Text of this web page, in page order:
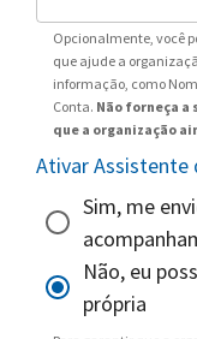
Opcionalmente, você
que ajude a
informação, como
Conta. Não forneça a
que a organização
Ativar
Sim, me
Não, eu
própria